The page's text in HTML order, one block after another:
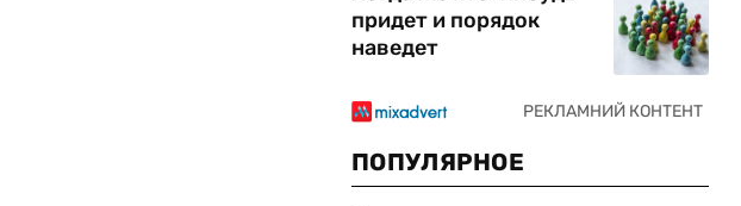
придет и порядок
наведет
ПОПУЛЯРНОЕ